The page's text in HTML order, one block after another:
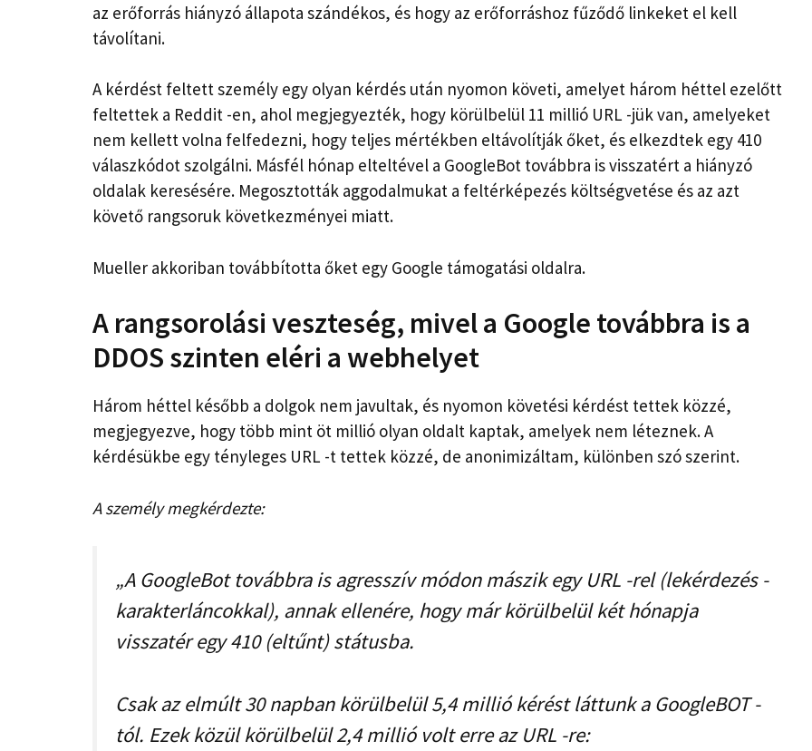
az erőforrás hiányzó állapota szándékos, és hogy az erőforráshoz fűződő linkeket el kell
távolítani.
A kérdést feltett személy egy olyan kérdés után nyomon követi, amelyet három héttel ezelőtt
feltettek a Reddit -en, ahol megjegyezték, hogy körülbelül 11 millió URL -jük van, amelyeket
nem kellett volna felfedezni, hogy teljes mértékben eltávolítják őket, és elkezdtek egy 410
válaszkódot szolgálni. Másfél hónap elteltével a GoogleBot továbbra is visszatért a hiányzó
oldalak keresésére. Megosztották aggodalmukat a feltérképezés költségvetése és az azt
követő rangsoruk következményei miatt.
Mueller akkoriban továbbította őket egy Google támogatási oldalra.
A rangsorolási veszteség, mivel a Google továbbra is a
DDOS szinten eléri a webhelyet
Három héttel később a dolgok nem javultak, és nyomon követési kérdést tettek közzé,
megjegyezve, hogy több mint öt millió olyan oldalt kaptak, amelyek nem léteznek. A
kérdésükbe egy tényleges URL -t tettek közzé, de anonimizáltam, különben szó szerint.
A személy megkérdezte:
„A GoogleBot továbbra is agresszív módon mászik egy URL -rel (lekérdezés -
karakterláncokkal), annak ellenére, hogy már körülbelül két hónapja
visszatér egy 410 (eltűnt) státusba.
Csak az elmúlt 30 napban körülbelül 5,4 millió kérést láttunk a GoogleBOT -
tól. Ezek közül körülbelül 2,4 millió volt erre az URL -re: